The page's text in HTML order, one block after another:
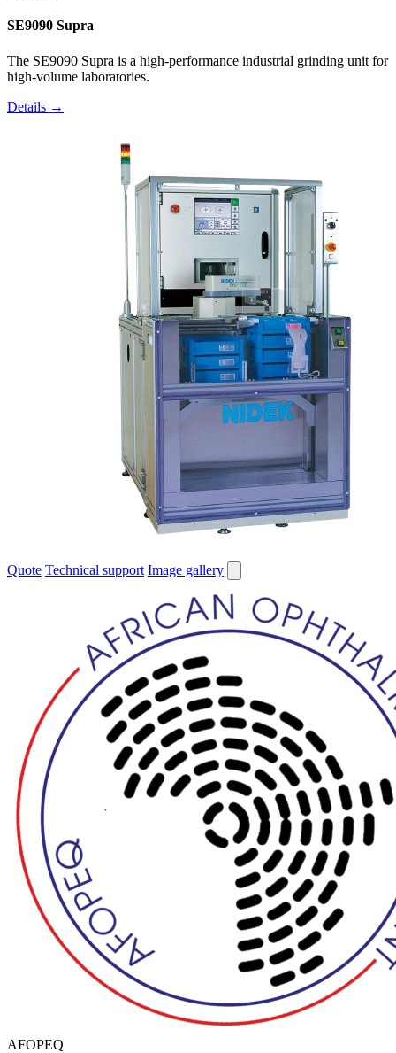
SE9090 Supra
The SE9090 Supra is a high-performance industrial grinding unit for
high-volume laboratories.
Details →
Quote Technical support Image gallery
AFOPEQ